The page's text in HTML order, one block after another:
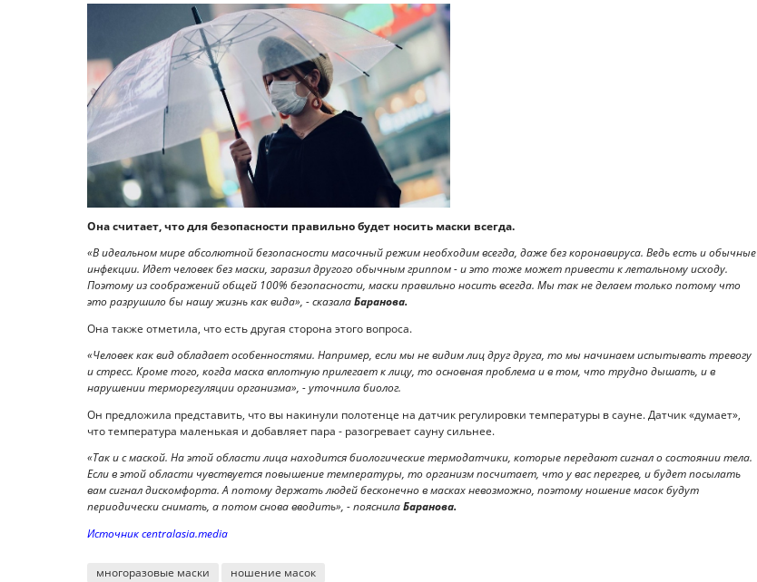
Она считает, что для безопасности правильно будет носить маски всегда.
«В идеальном мире абсолютной безопасности масочный режим необходим всегда, даже без коронавируса. Ведь есть и обычные
инфекции. Идет человек без маски, заразил другого обычным гриппом - и это тоже может привести к летальному исходу.
Поэтому из соображений общей 100% безопасности, маски правильно носить всегда. Мы так не делаем только потому что
это разрушило бы нашу жизнь как вида», - сказалаБаранова.
Она также отметила, что есть другая сторона этого вопроса.
«Человек как вид обладает особенностями. Например, если мы не видим лиц друг друга, то мы начинаем испытывать тревогу
и стресс. Кроме того, когда маска вплотную прилегает к лицу, то основная проблема и в том, что трудно дышать, и в
нарушении терморегуляции организма», - уточнила биолог.
Он предложила представить, что вы накинули полотенце на датчик регулировки температуры в сауне. Датчик «думает»,
что температура маленькая и добавляет пара - разогревает сауну сильнее.
«Так и с маской. На этой области лица находится биологические термодатчики, которые передают сигнал о состоянии тела.
Если в этой области чувствуется повышение температуры, то организм посчитает, что у вас перегрев, и будет посылать
вам сигнал дискомфорта. А потому держать людей бесконечно в масках невозможно, поэтому ношение масок будут
периодически снимать, а потом снова вводить», - пояснилаБаранова.
Источник centralasia.media
многоразовые маски ношение масок